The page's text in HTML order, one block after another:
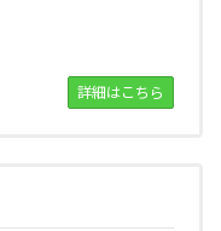
詳細はこちら